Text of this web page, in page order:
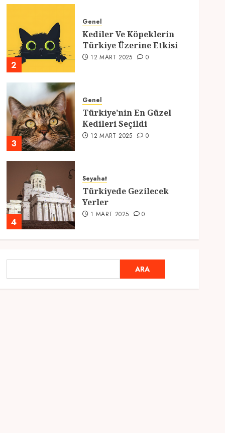
2
Genel
Kediler Ve Köpeklerin
Türkiye Üzerine Etkisi
12 MART 2025 0
3
Genel
Türkiye’nin En Güzel
Kedileri Seçildi
12 MART 2025 0
4
Seyahat
Türkiyede Gezilecek
Yerler
1 MART 2025 0
Ramazan Ayı 2025:
Manevi Atmosfer ve Özel
Hazırlıklar
ARA